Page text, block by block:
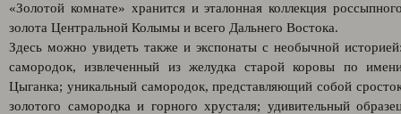
«Золотой комнате» хранится и эталонная коллекция
золота Центральной Колымы и всего Дальнего Востока.
Здесь можно увидеть также и экспонаты с необычной
самородок, извлеченный из желудка старой коровы по
Цыганка; уникальный самородок, представляющий собой
золотого самородка и горного хрусталя; удивительный